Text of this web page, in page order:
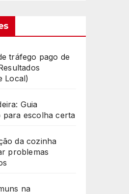
tráfego pago de
Local)
Guia
para escolha certa
da cozinha
problemas
na